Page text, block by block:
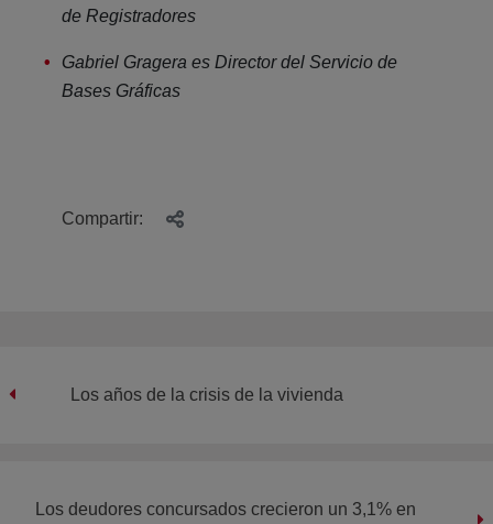
de Registradores
Gabriel Gragera es Director del Servicio de
Bases Gráficas
Compartir:
Los años de la crisis de la vivienda
Los deudores concursados crecieron un 3,1% en